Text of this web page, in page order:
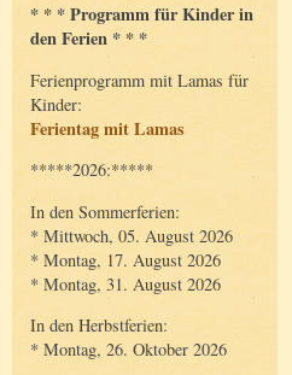
* * * Programm für Kinder in
den Ferien * * *
Ferienprogramm mit Lamas für
Kinder:
Ferientag mit Lamas
*****2026:*****
In den Sommerferien:
* Mittwoch, 05. August 2026
* Montag, 17. August 2026
* Montag, 31. August 2026
In den Herbstferien:
* Montag, 26. Oktober 2026